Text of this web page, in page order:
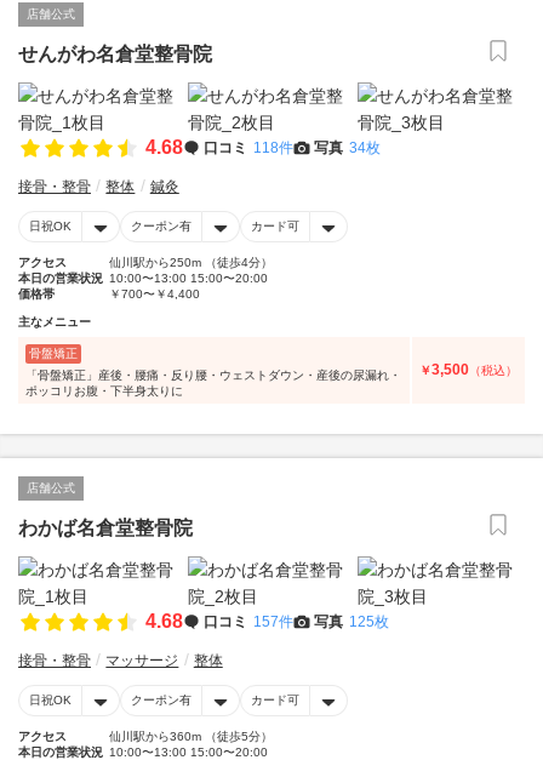
店舗公式
せんがわ名倉堂整骨院
4.68 口コミ 118件 写真 34枚
接骨・整骨 整体 鍼灸
日祝OK クーポン有 カード可
アクセス
仙川駅から250m （徒歩4分）
本日の営業状況 10:00〜13:00 15:00〜20:00
価格帯
￥700〜￥4,400
主なメニュー
骨盤矯正
「骨盤矯正」産後・腰痛・反り腰・ウェストダウン・産後の尿漏れ・
ポッコリお腹・下半身太りに
￥3,500 （税込）
店舗公式
わかば名倉堂整骨院
4.68 口コミ 157件 写真 125枚
接骨・整骨 マッサージ 整体
日祝OK クーポン有 カード可
アクセス
仙川駅から360m （徒歩5分）
本日の営業状況 10:00〜13:00 15:00〜20:00